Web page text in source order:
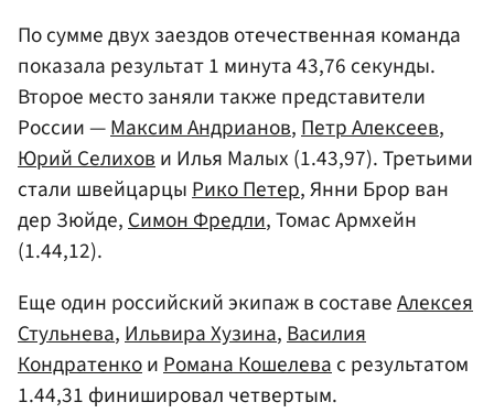
По сумме двух заездов отечественная команда
показала результат 1 минута 43,76 секунды.
Второе место заняли также представители
России —Максим Андрианов,Петр Алексеев,
Юрий Селихови Илья Малых (1.43,97). Третьими
стали швейцарцыРико Петер, Янни Брор ван
дер Зюйде,Симон Фредли, Томас Армхейн
(1.44,12).
Еще один российский экипаж в составеАлексея
Стульнева,Ильвира Хузина,Василия
КондратенкоиРомана Кошелевас результатом
1.44,31 финишировал четвертым.